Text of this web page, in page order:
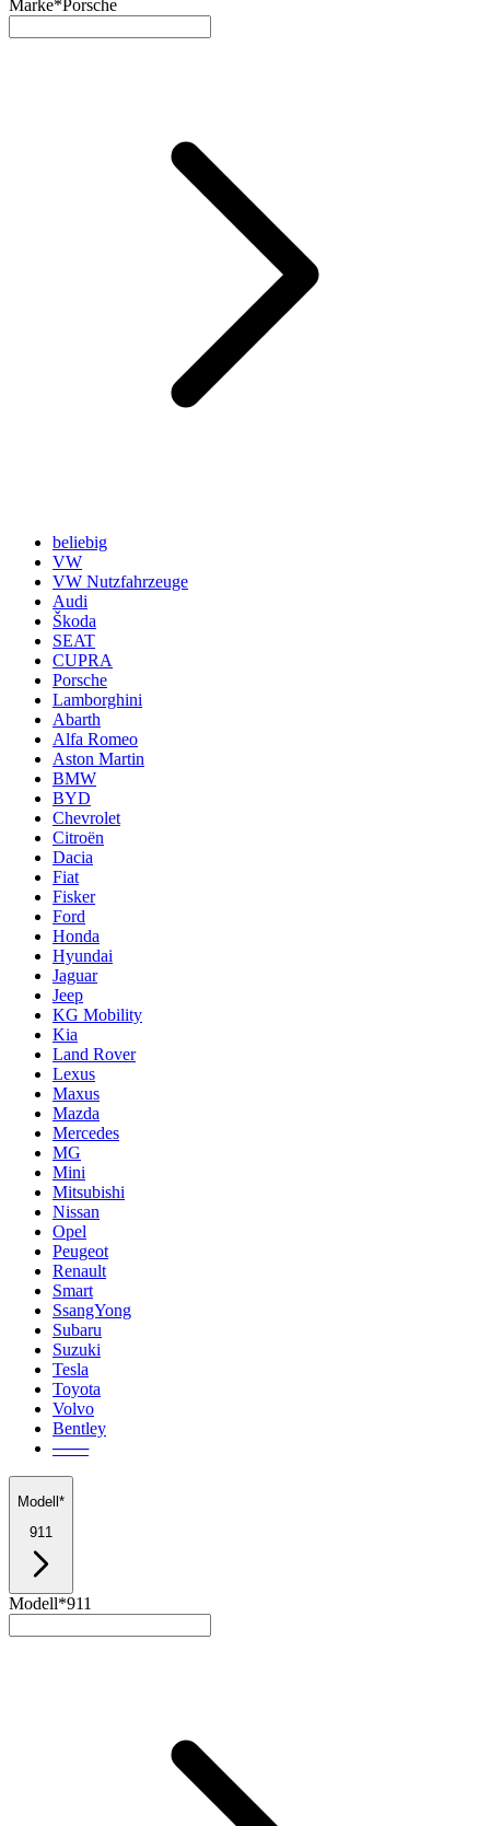
Marke*Porsche
beliebig
VW
VW Nutzfahrzeuge
Audi
Škoda
SEAT
CUPRA
Porsche
Lamborghini
Abarth
Alfa Romeo
Aston Martin
BMW
BYD
Chevrolet
Citroën
Dacia
Fiat
Fisker
Ford
Honda
Hyundai
Jaguar
Jeep
KG Mobility
Kia
Land Rover
Lexus
Maxus
Mazda
Mercedes
MG
Mini
Mitsubishi
Nissan
Opel
Peugeot
Renault
Smart
SsangYong
Subaru
Suzuki
Tesla
Toyota
Volvo
Bentley
───
Modell*
911
Modell*911